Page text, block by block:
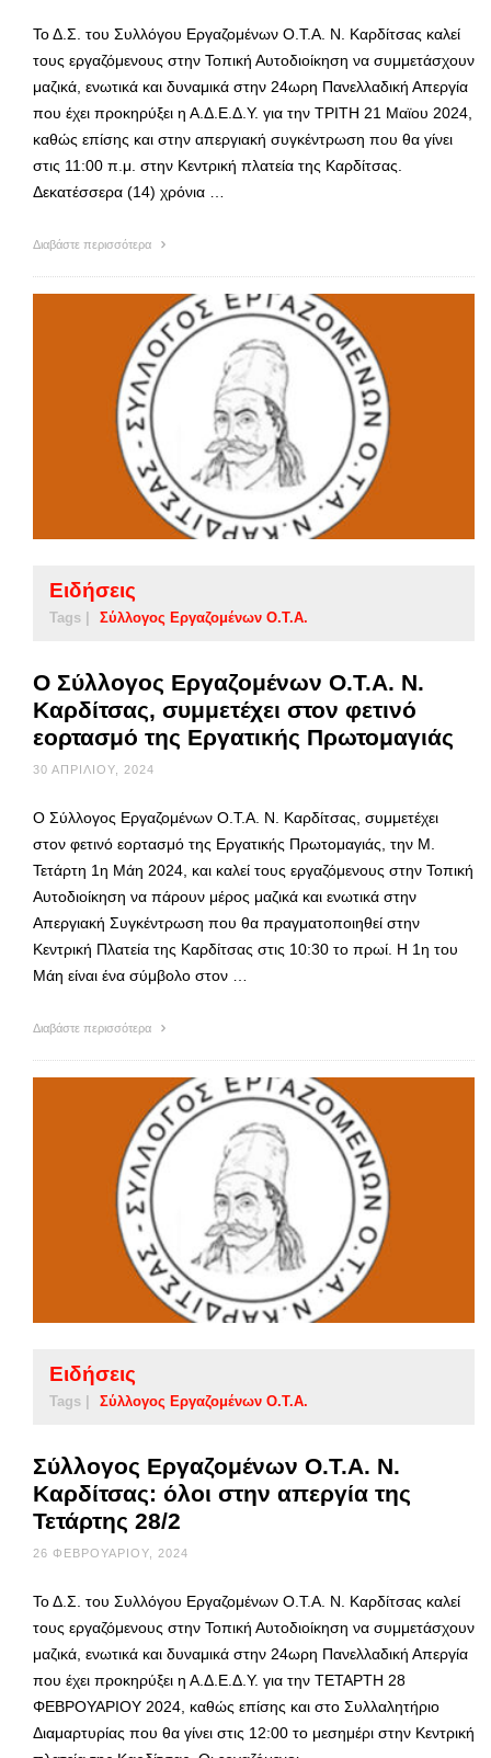
Το Δ.Σ. του Συλλόγου Εργαζομένων Ο.Τ.Α. Ν. Καρδίτσας καλεί
τους εργαζόμενους στην Τοπική Αυτοδιοίκηση να συμμετάσχουν
μαζικά, ενωτικά και δυναμικά στην 24ωρη Πανελλαδική Απεργία
που έχει προκηρύξει η Α.Δ.Ε.Δ.Υ. για την ΤΡΙΤΗ 21 Μαϊου 2024,
καθώς επίσης και στην απεργιακή συγκέντρωση που θα γίνει
στις 11:00 π.μ. στην Κεντρική πλατεία της Καρδίτσας.
Δεκατέσσερα (14) χρόνια …
Διαβάστε περισσότερα
Ειδήσεις
Tags | Σύλλογος Εργαζομένων Ο.Τ.Α.
Ο Σύλλογος Εργαζομένων Ο.Τ.Α. Ν.
Καρδίτσας, συμμετέχει στον φετινό
εορτασμό της Εργατικής Πρωτομαγιάς
30 ΑΠΡΙΛΊΟΥ, 2024
Ο Σύλλογος Εργαζομένων Ο.Τ.Α. Ν. Καρδίτσας, συμμετέχει
στον φετινό εορτασμό της Εργατικής Πρωτομαγιάς, την Μ.
Τετάρτη 1η Μάη 2024, και καλεί τους εργαζόμενους στην Τοπική
Αυτοδιοίκηση να πάρουν μέρος μαζικά και ενωτικά στην
Απεργιακή Συγκέντρωση που θα πραγματοποιηθεί στην
Κεντρική Πλατεία της Καρδίτσας στις 10:30 το πρωί. Η 1η του
Μάη είναι ένα σύμβολο στον …
Διαβάστε περισσότερα
Ειδήσεις
Tags | Σύλλογος Εργαζομένων Ο.Τ.Α.
Σύλλογος Εργαζομένων Ο.Τ.Α. Ν.
Καρδίτσας: όλοι στην απεργία της
Τετάρτης 28/2
26 ΦΕΒΡΟΥΑΡΊΟΥ, 2024
Το Δ.Σ. του Συλλόγου Εργαζομένων Ο.Τ.Α. Ν. Καρδίτσας καλεί
τους εργαζόμενους στην Τοπική Αυτοδιοίκηση να συμμετάσχουν
μαζικά, ενωτικά και δυναμικά στην 24ωρη Πανελλαδική Απεργία
που έχει προκηρύξει η Α.Δ.Ε.Δ.Υ. για την ΤΕΤΑΡΤΗ 28
ΦΕΒΡΟΥΑΡΙΟΥ 2024, καθώς επίσης και στο Συλλαλητήριο
Διαμαρτυρίας που θα γίνει στις 12:00 το μεσημέρι στην Κεντρική